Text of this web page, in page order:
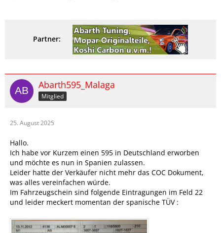
Partner:
Abarth595_Malaga
Mitglied
25. August 2025
Hallo.
Ich habe vor Kurzem einen 595 in Deutschland erworben
und möchte es nun in Spanien zulassen.
Leider hatte der Verkäufer nicht mehr das COC Dokument,
was alles vereinfachen würde.
Im Fahrzeugschein sind folgende Eintragungen im Feld 22
und leider meckert momentan der spanische TÜV :